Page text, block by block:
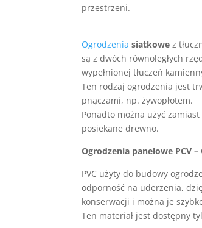
przestrzeni.
Ogrodzenia siatkowe z
są z dwóch równoległych
wypełnionej tłuczeń
Ten rodzaj ogrodzenia jest
pnączami, np. żywopłotem.
Ponadto można użyć
posiekane drewno.
Ogrodzenia panelowe PCV
PVC użyty do budowy
odporność na uderzenia,
konserwacji i można je
Ten materiał jest dostępny